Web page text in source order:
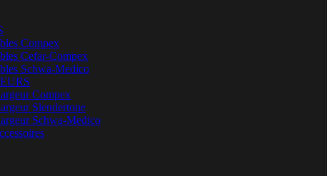
Compex
Cefar-Compex
Schwa-Medico
Compex
Slendertone
Schwa-Medico